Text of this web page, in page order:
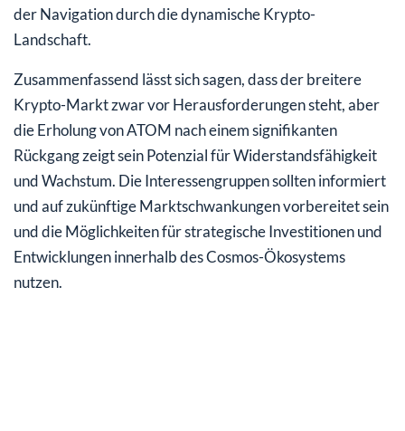
der Navigation durch die dynamische Krypto-
Landschaft.
Zusammenfassend lässt sich sagen, dass der breitere
Krypto-Markt zwar vor Herausforderungen steht, aber
die Erholung von ATOM nach einem signifikanten
Rückgang zeigt sein Potenzial für Widerstandsfähigkeit
und Wachstum. Die Interessengruppen sollten informiert
und auf zukünftige Marktschwankungen vorbereitet sein
und die Möglichkeiten für strategische Investitionen und
Entwicklungen innerhalb des Cosmos-Ökosystems
nutzen.